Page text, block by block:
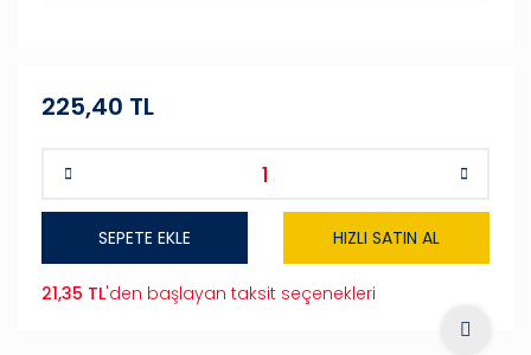
225,40 TL
SEPETE EKLE HIZLI SATIN AL
21,35 TL'den başlayan taksit seçenekleri